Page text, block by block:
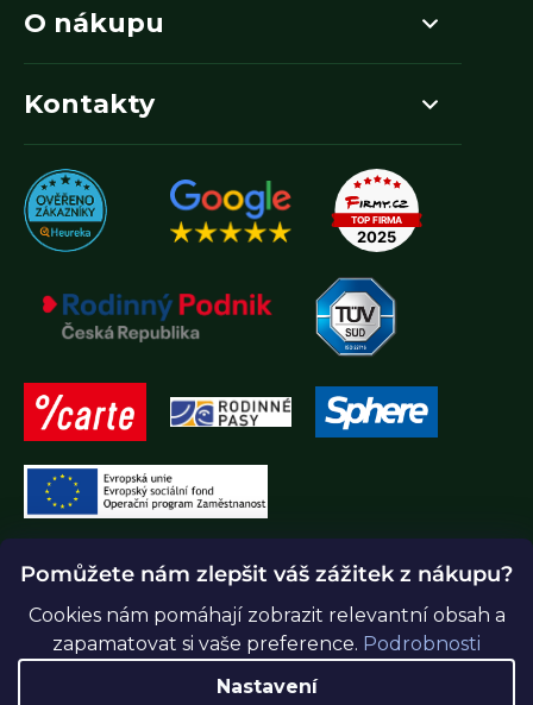
Pomůžete nám zlepšit váš zážitek z nákupu?
Cookies nám pomáhají zobrazit relevantní obsah a
zapamatovat si vaše preference. Podrobnosti
Nastavení
O nákupu
Kontakty
Vytvořil Shoptet Premium